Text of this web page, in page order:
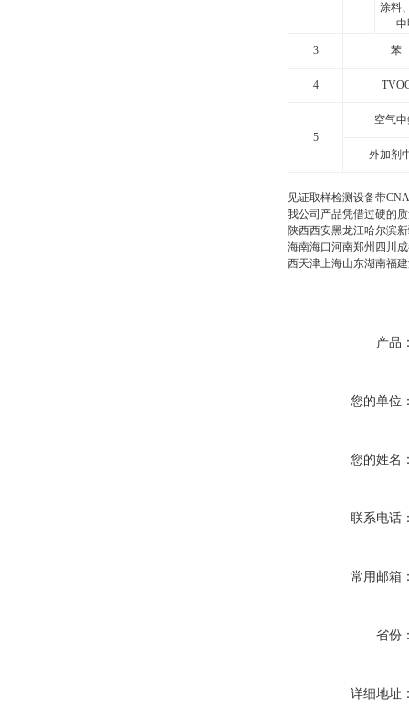
涂料
中
3 苯
4
5
空气
外加剂
见证取样检测设备带
我公司产品凭借过硬的
陕西西安黑龙江哈尔滨
海南海口河南郑州四川
西天津上海山东湖南福
产品
您的单位
您的姓名
联系电话
常用邮箱
省份
详细地址